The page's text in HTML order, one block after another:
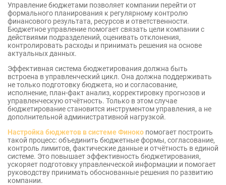
Управление бюджетами позволяет компании перейти от
формального планирования к регулярному контролю
финансового результата, ресурсов и ответственности.
Бюджетное управление помогает связать цели компании с
действиями подразделений, оценивать отклонения,
контролировать расходы и принимать решения на основе
актуальных данных.
Эффективная система бюджетирования должна быть
встроена в управленческий цикл. Она должна поддерживать
не только подготовку бюджета, но и согласование,
исполнение, план-факт анализ, корректировку прогнозов и
управленческую отчётность. Только в этом случае
бюджетирование становится инструментом управления, а не
дополнительной административной нагрузкой.
Настройка бюджетов в системе Финоко помогает построить
такой процесс: объединить бюджетные формы, согласование,
контроль лимитов, фактические данные и отчётность в единой
системе. Это повышает эффективность бюджетирования,
ускоряет подготовку управленческой информации и помогает
руководству принимать обоснованные решения по развитию
компании.